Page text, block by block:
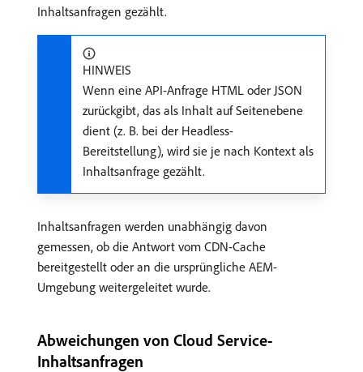
Inhaltsanfragen gezählt.
HINWEIS
Wenn eine API-Anfrage HTML oder JSON
zurückgibt, das als Inhalt auf Seitenebene
dient (z. B. bei der Headless-
Bereitstellung), wird sie je nach Kontext als
Inhaltsanfrage gezählt.
Inhaltsanfragen werden unabhängig davon
gemessen, ob die Antwort vom CDN-Cache
bereitgestellt oder an die ursprüngliche AEM-
Umgebung weitergeleitet wurde.
Abweichungen von Cloud Service-
Inhaltsanfragen